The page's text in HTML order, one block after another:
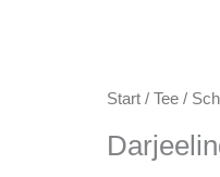
Start /Tee /